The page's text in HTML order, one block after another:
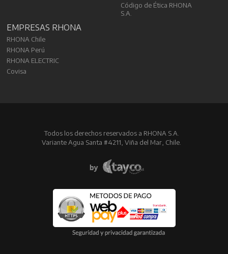
Código de Ética RHONA
S.A.
EMPRESAS RHONA
RHONA Chile
RHONA Perú
RHONA ELECTRIC
Covisa
Todos los derechos reservados a RHONA S.A.
Variante Agua Santa #4211, Viña del Mar, Chile.